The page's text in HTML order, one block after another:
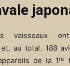
vaisseaux
et, au total. 188
de la 1re